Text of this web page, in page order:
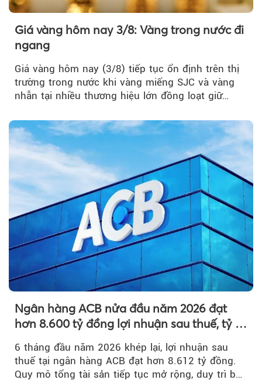
Giá vàng hôm nay 3/8: Vàng trong nước đi
ngang
Giá vàng hôm nay (3/8) tiếp tục ổn định trên thị
trường trong nước khi vàng miếng SJC và vàng
nhẫn tại nhiều thương hiệu lớn đồng loạt giữ
Ngân hàng ACB nửa đầu năm 2026 đạt
hơn 8.600 tỷ đồng lợi nhuận sau thuế, tỷ lệ
nợ xấu thấp nhất ngành
6 tháng đầu năm 2026 khép lại, lợi nhuận sau
thuế tại ngân hàng ACB đạt hơn 8.612 tỷ đồng.
Quy mô tổng tài sản tiếp tục mở rộng, duy trì bộ